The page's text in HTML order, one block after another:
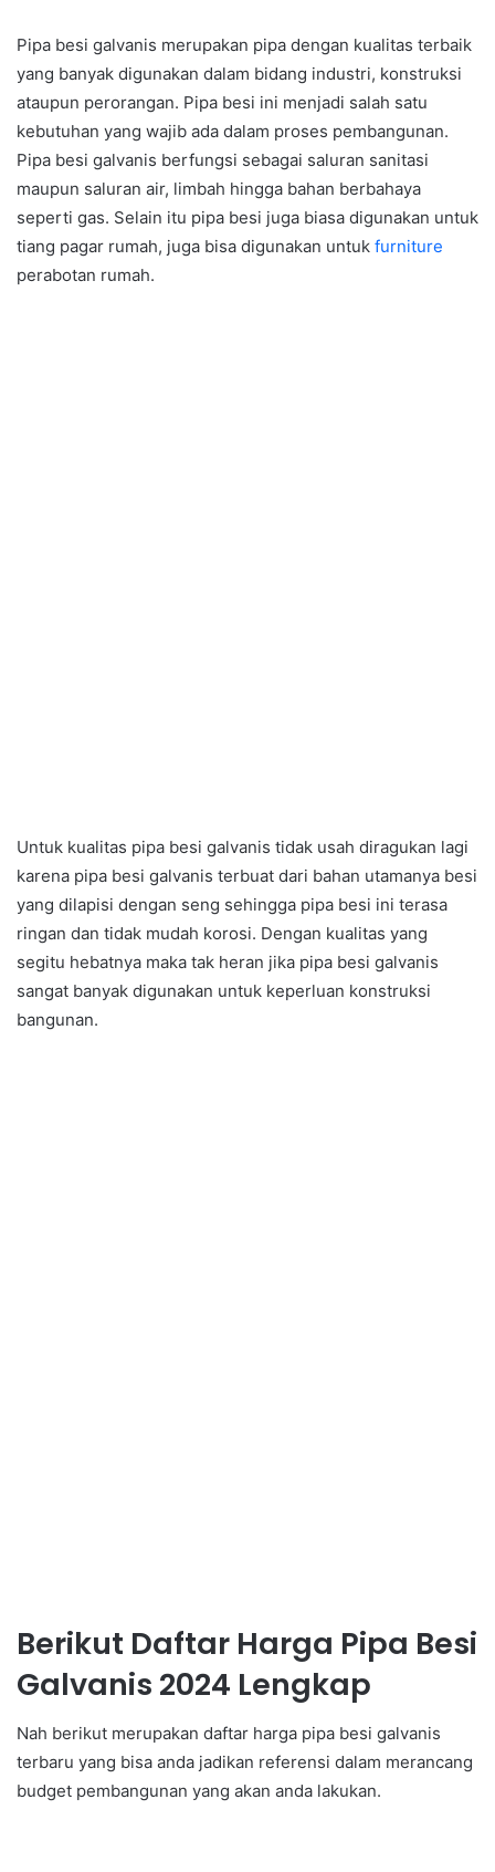
Pipa besi galvanis merupakan pipa dengan kualitas terbaik
yang banyak digunakan dalam bidang industri, konstruksi
ataupun perorangan. Pipa besi ini menjadi salah satu
kebutuhan yang wajib ada dalam proses pembangunan.
Pipa besi galvanis berfungsi sebagai saluran sanitasi
maupun saluran air, limbah hingga bahan berbahaya
seperti gas. Selain itu pipa besi juga biasa digunakan untuk
tiang pagar rumah, juga bisa digunakan untuk furniture
perabotan rumah.
Untuk kualitas pipa besi galvanis tidak usah diragukan lagi
karena pipa besi galvanis terbuat dari bahan utamanya besi
yang dilapisi dengan seng sehingga pipa besi ini terasa
ringan dan tidak mudah korosi. Dengan kualitas yang
segitu hebatnya maka tak heran jika pipa besi galvanis
sangat banyak digunakan untuk keperluan konstruksi
bangunan.
Berikut Daftar Harga Pipa Besi
Galvanis 2024 Lengkap
Nah berikut merupakan daftar harga pipa besi galvanis
terbaru yang bisa anda jadikan referensi dalam merancang
budget pembangunan yang akan anda lakukan.